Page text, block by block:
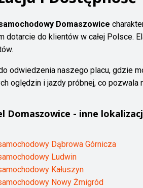
Domaszowice
dotarcie do klientów w całej Polsce.
odwiedzenia naszego placu, gdzie
oględzin i jazdy próbnej, co
Domaszowice - inne
Dąbrowa Górnicza
Ludwin
Kałuszyn
Nowy Żmigród